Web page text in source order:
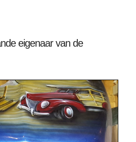
eigenaar van de